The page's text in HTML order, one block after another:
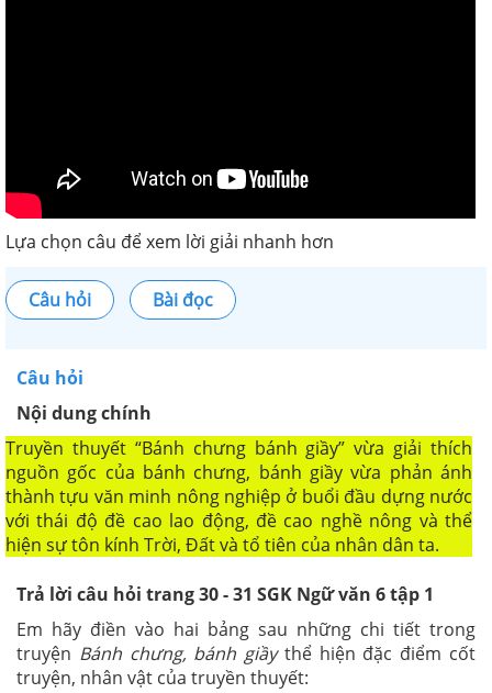
Lựa chọn câu để xem lời giải nhanh hơn
Câu hỏi Bài đọc
Câu hỏi
Nội dung chính
Truyền thuyết “Bánh chưng bánh giầy” vừa giải thích
nguồn gốc của bánh chưng, bánh giầy vừa phản ánh
thành tựu văn minh nông nghiệp ở buổi đầu dựng nước
với thái độ đề cao lao động, đề cao nghề nông và thể
hiện sự tôn kính Trời, Đất và tổ tiên của nhân dân ta.
Trả lời câu hỏi trang 30 - 31 SGK Ngữ văn 6 tập 1
Em hãy điền vào hai bảng sau những chi tiết trong
truyện Bánh chưng, bánh giầythể hiện đặc điểm cốt
truyện, nhân vật của truyền thuyết: